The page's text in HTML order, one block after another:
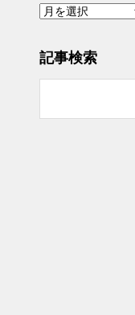
ア
ー
ブ
記事検索